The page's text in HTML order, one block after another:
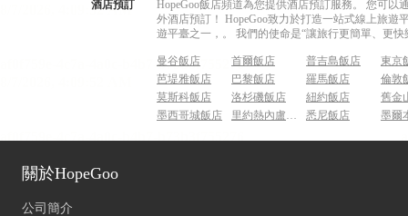
酒店預訂
HopeGoo飯店頻道為您提供酒店預訂服務。 您可
外酒店預訂！ HopeGoo致力於打造一站式線上旅
遊平臺之一，。 我們的使命是“讓旅行更簡單、更
曼谷飯店 首爾飯店 普吉島飯店
東京
芭堤雅飯店
巴黎飯店 羅馬飯店
倫敦
莫斯科飯店
洛杉磯飯店 紐約飯店
舊金
墨西哥城飯店
里約熱內盧飯店 悉尼飯店 墨爾
關於HopeGoo
公司簡介